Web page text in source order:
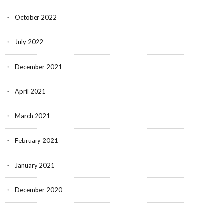
October 2022
July 2022
December 2021
April 2021
March 2021
February 2021
January 2021
December 2020